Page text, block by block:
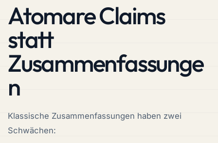
Atomare Claims
statt
Zusammenfassunge
n
Klassische Zusammenfassungen haben zwei
Schwächen: